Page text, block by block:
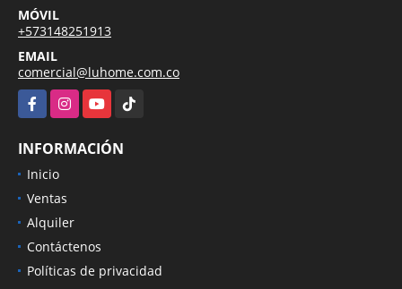
MÓVIL
+573148251913
EMAIL
comercial@luhome.com.co
FacebookInstagramYouTubeTikTok
INFORMACIÓN
Inicio
Ventas
Alquiler
Contáctenos
Políticas de privacidad